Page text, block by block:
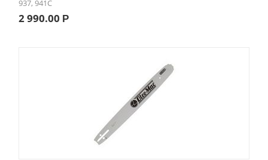
937, 941C
2 990.00 Р